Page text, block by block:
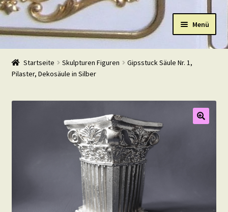
Navigation
Zum
Inhalt
Menü
Start
Shop
Warenkorb
Startseite Skulpturen Figuren
Gipsstuck Säule Nr. 1,
Pilaster, Dekosäule in Silber